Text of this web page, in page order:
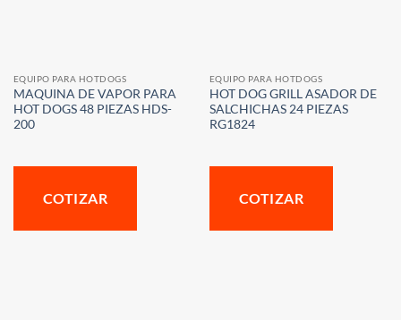
EQUIPO PARA HOTDOGS
MAQUINA DE VAPOR PARA
HOT DOGS 48 PIEZAS HDS-
200
COTIZAR
EQUIPO PARA HOTDOGS
HOT DOG GRILL ASADOR DE
SALCHICHAS 24 PIEZAS
RG1824
COTIZAR